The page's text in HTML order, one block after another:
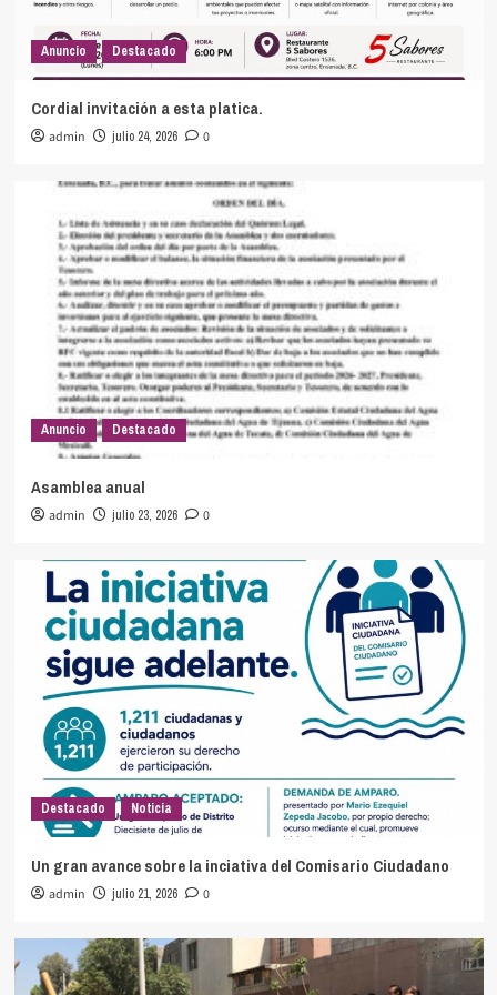
Anuncio Destacado
Cordial invitación a esta platica.
admin julio 24, 2026 0
Anuncio Destacado
Asamblea anual
admin julio 23, 2026 0
Destacado Noticia
Un gran avance sobre la inciativa del Comisario Ciudadano
admin julio 21, 2026 0